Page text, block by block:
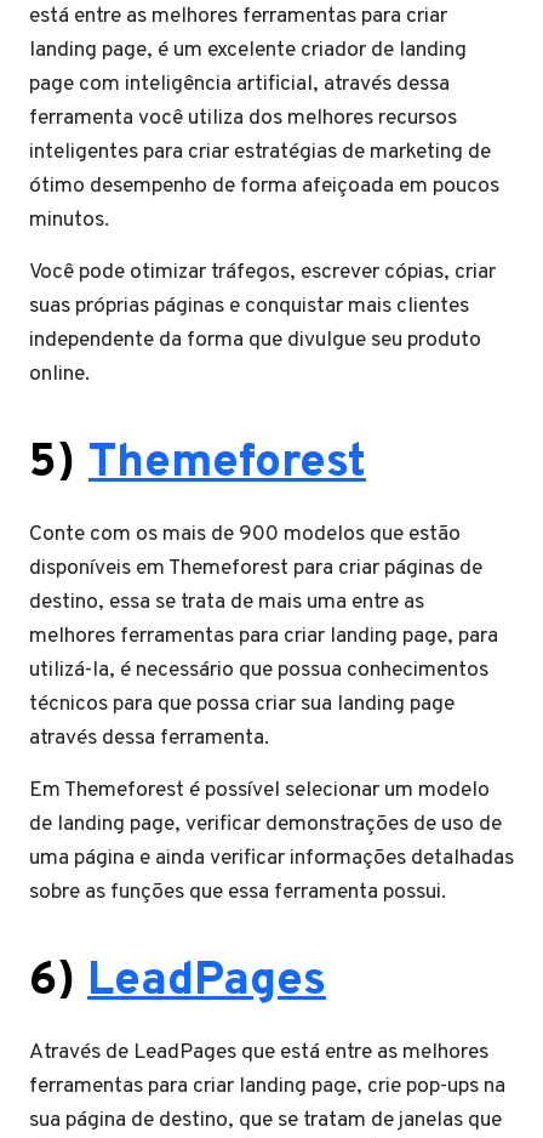
está entre as melhores ferramentas para criar
landing page, é um excelente criador de landing
page com inteligência artificial, através dessa
ferramenta você utiliza dos melhores recursos
inteligentes para criar estratégias de marketing de
ótimo desempenho de forma afeiçoada em poucos
minutos.
Você pode otimizar tráfegos, escrever cópias, criar
suas próprias páginas e conquistar mais clientes
independente da forma que divulgue seu produto
online.
5) Themeforest
Conte com os mais de 900 modelos que estão
disponíveis em Themeforest para criar páginas de
destino, essa se trata de mais uma entre as
melhores ferramentas para criar landing page, para
utilizá-la, é necessário que possua conhecimentos
técnicos para que possa criar sua landing page
através dessa ferramenta.
Em Themeforest é possível selecionar um modelo
de landing page, verificar demonstrações de uso de
uma página e ainda verificar informações detalhadas
sobre as funções que essa ferramenta possui.
6) LeadPages
Através de LeadPages que está entre as melhores
ferramentas para criar landing page, crie pop-ups na
sua página de destino, que se tratam de janelas que